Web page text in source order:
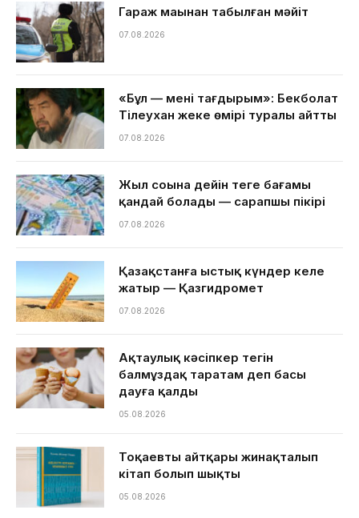
Гараж маңынан табылған мәйіт
07.08.2026
«Бұл — менің тағдырым»: Бекболат
Тілеухан жеке өмірі туралы айтты
07.08.2026
Жыл соңына дейін теңге бағамы
қандай болады — сарапшы пікірі
07.08.2026
Қазақстанға ыстық күндер келе
жатыр — Қазгидромет
07.08.2026
Ақтаулық кәсіпкер тегін
балмұздақ таратам деп басы
дауға қалды
05.08.2026
Тоқаевтың айтқары жинақталып
кітап болып шықты
05.08.2026